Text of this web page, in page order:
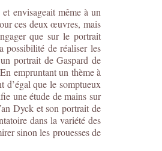
envisageait même à un
ces deux œuvres, mais
que sur le portrait
possibilité de réaliser les
portrait de Gaspard de
empruntant un thème à
d’égal que le somptueux
une étude de mains sur
Dyck et son portrait de
dans la variété des
sinon les prouesses de